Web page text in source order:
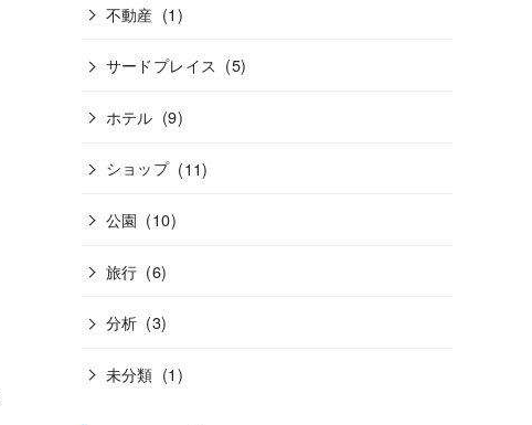
不動産 (1)
サードプレイス (5)
ホテル (9)
ショップ (11)
公園 (10)
旅行 (6)
分析 (3)
未分類 (1)